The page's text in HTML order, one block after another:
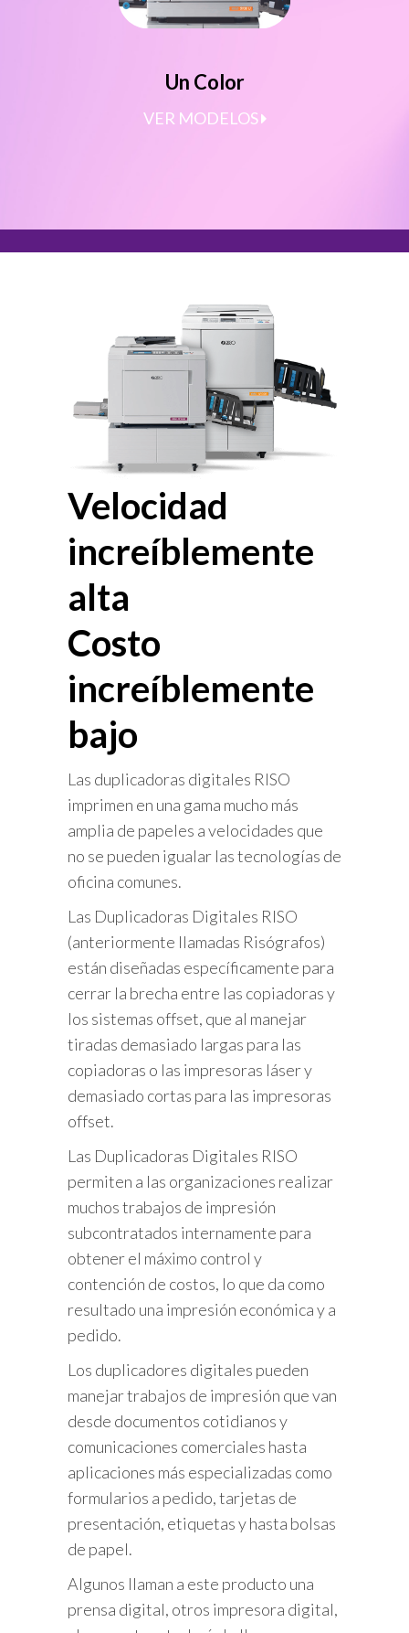
Un Color
VER MODELOS
Velocidad
increíblemente
alta
Costo
increíblemente
bajo
Las duplicadoras digitales RISO
imprimen en una gama mucho más
amplia de papeles a velocidades que
no se pueden igualar las tecnologías de
oficina comunes.
Las Duplicadoras Digitales RISO
(anteriormente llamadas Risógrafos)
están diseñadas específicamente para
cerrar la brecha entre las copiadoras y
los sistemas offset, que al manejar
tiradas demasiado largas para las
copiadoras o las impresoras láser y
demasiado cortas para las impresoras
offset.
Las Duplicadoras Digitales RISO
permiten a las organizaciones realizar
muchos trabajos de impresión
subcontratados internamente para
obtener el máximo control y
contención de costos, lo que da como
resultado una impresión económica y a
pedido.
Los duplicadores digitales pueden
manejar trabajos de impresión que van
desde documentos cotidianos y
comunicaciones comerciales hasta
aplicaciones más especializadas como
formularios a pedido, tarjetas de
presentación, etiquetas y hasta bolsas
de papel.
Algunos llaman a este producto una
prensa digital, otros impresora digital,